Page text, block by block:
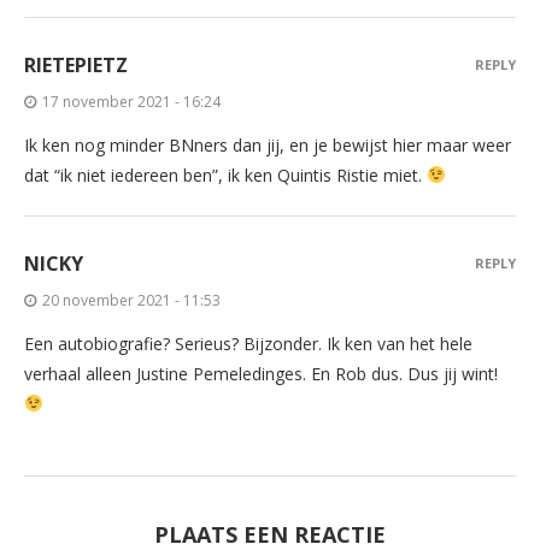
RIETEPIETZ
17 november 2021 - 16:24
Ik ken nog minder BNners dan jij, en je bewijst hier maar weer
dat “ik niet iedereen ben”, ik ken Quintis Ristie miet.
REPLY
NICKY
20 november 2021 - 11:53
Een autobiografie? Serieus? Bijzonder. Ik ken van het hele
verhaal alleen Justine Pemeledinges. En Rob dus. Dus jij wint!
REPLY
PLAATS EEN REACTIE